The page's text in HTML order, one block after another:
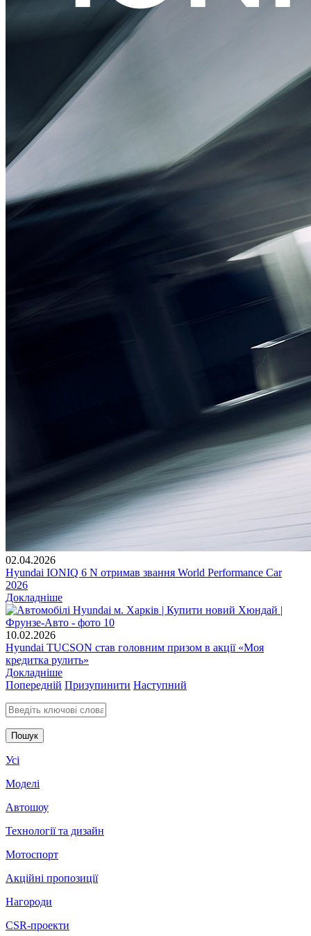
02.04.2026
Hyundai IONIQ 6 N отримав звання World Performance Car
2026
Докладніше
10.02.2026
Hyundai TUCSON став головним призом в акції «Моя
кредитка рулить»
Докладніше
Попередній Призупинити Наступний
Введіть ключові слова для пошуку
Усі
Моделі
Автошоу
Технології та дизайн
Мотоспорт
Акційні пропозиції
Нагороди
CSR-проекти